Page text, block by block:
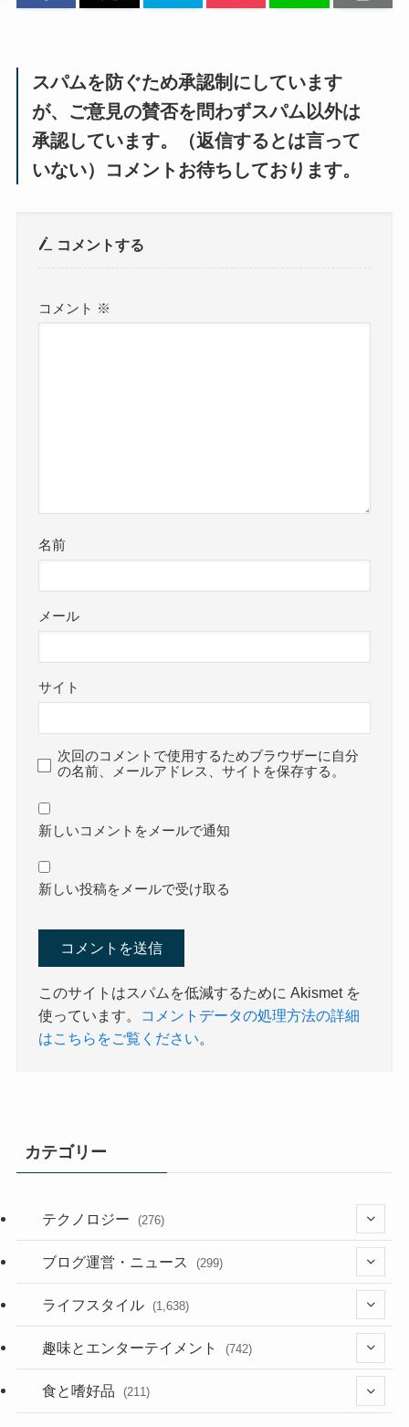
スパムを防ぐため承認制にしています
が、ご意見の賛否を問わずスパム以外は
承認しています。（返信するとは言って
いない）コメントお待ちしております。
コメントする
コメント ※
名前
メール
サイト
次回のコメントで使用するためブラウザーに自分
の名前、メールアドレス、サイトを保存する。
新しいコメントをメールで通知
新しい投稿をメールで受け取る
このサイトはスパムを低減するために Akismet を
使っています。
コメントデータの処理方法の詳細
はこちらをご覧ください。
カテゴリー
テクノロジー (276)
(36)
(187)
ブログ運営・ニュース (299)
(118)
(181)
ライフスタイル (1,638)
(394)
(282)
趣味とエンターテイメント (742)
(56)
食と嗜好品 (211)